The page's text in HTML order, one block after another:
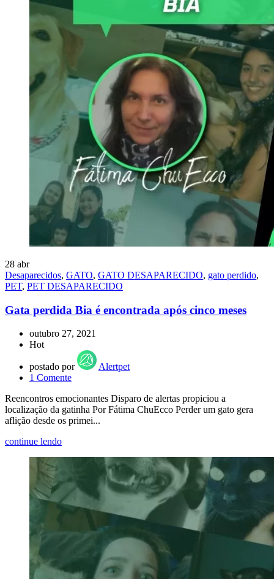
28 abr
Desaparecidos, GATO, GATO DESAPARECIDO, gato perdido,
PET, PET DESAPARECIDO
Gata perdida Bia é encontrada após cinco meses
outubro 27, 2021
Hot
postado por
Alertpet
1 Comente
Reencontros emocionantes Disparo de alertas propiciou a
localização da gatinha Por Fátima ChuEcco Perder um gato gera
aflição desde os primei...
continue lendo